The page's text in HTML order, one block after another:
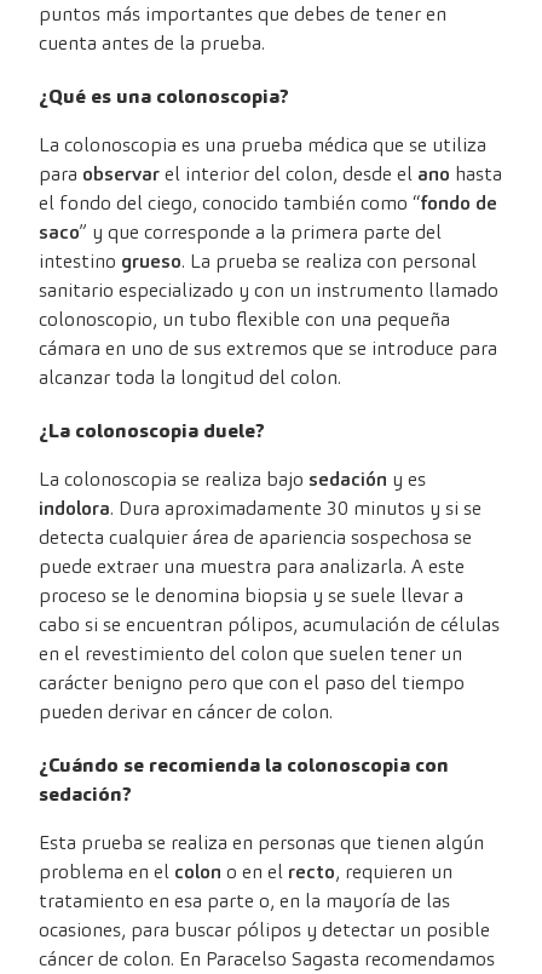
puntos más importantes que debes de tener en
cuenta antes de la prueba.
¿Qué es una colonoscopia?
La colonoscopia es una prueba médica que se utiliza
para observarel interior del colon, desde el ano hasta
el fondo del ciego, conocido también como “fondo de
saco” y que corresponde a la primera parte del
intestino grueso. La prueba se realiza con personal
sanitario especializado y con un instrumento llamado
colonoscopio, un tubo flexible con una pequeña
cámara en uno de sus extremos que se introduce para
alcanzar toda la longitud del colon.
¿La colonoscopia duele?
La colonoscopia se realiza bajo sedación y es
indolora. Dura aproximadamente 30 minutos y si se
detecta cualquier área de apariencia sospechosa se
puede extraer una muestra para analizarla. A este
proceso se le denomina biopsia y se suele llevar a
cabo si se encuentran pólipos, acumulación de células
en el revestimiento del colon que suelen tener un
carácter benigno pero que con el paso del tiempo
pueden derivar en cáncer de colon.
¿Cuándo se recomienda la colonoscopia con
sedación?
Esta prueba se realiza en personas que tienen algún
problema en el colon o en el recto, requieren un
tratamiento en esa parte o, en la mayoría de las
ocasiones, para buscar pólipos y detectar un posible
cáncer de colon. En Paracelso Sagasta recomendamos